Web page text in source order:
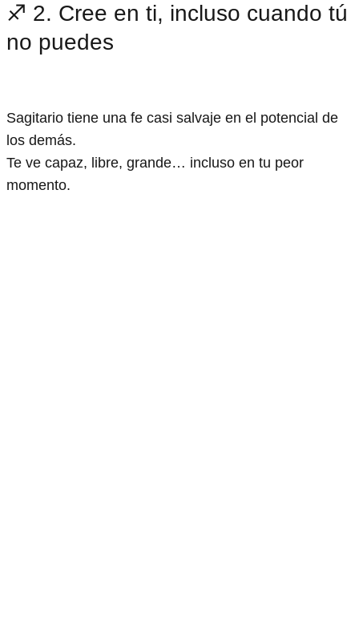
♐ 2. Cree en ti, incluso cuando tú
no puedes
Sagitario tiene una fe casi salvaje en el potencial de
los demás.
Te ve capaz, libre, grande… incluso en tu peor
momento.